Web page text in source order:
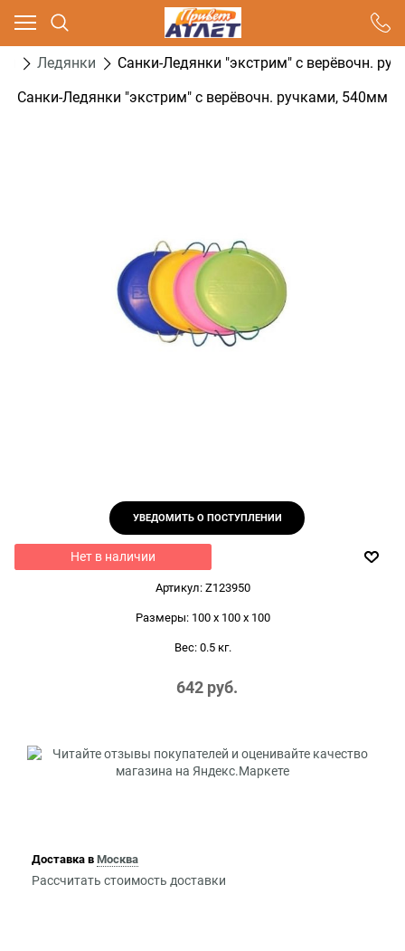
Ледянки
Санки-Ледянки "экстрим" с верёвочн.
Санки-Ледянки "экстрим" с верёвочн. ручками, 540мм
УВЕДОМИТЬ О ПОСТУПЛЕНИИ
Нет в наличии
Артикул: Z123950
Размеры: 100 x 100 x 100
Вес: 0.5кг.
642 руб.
Доставка в Москва
Рассчитать стоимость доставки
Ваш город - Москва,
угадали?
ДА НЕТ